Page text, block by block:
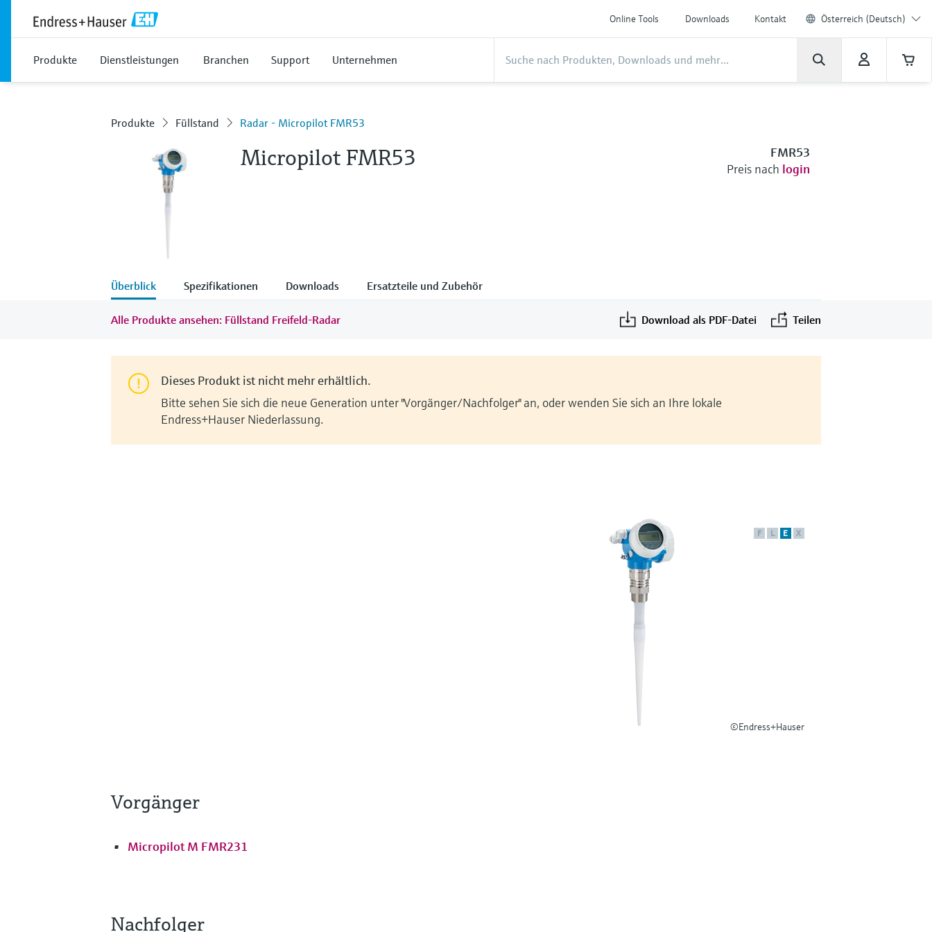
Online Tools Downloads Kontakt Österreich (Deutsch)
Produkte Dienstleistungen Branchen Support Unternehmen
Produkte Füllstand Radar - Micropilot FMR53
Micropilot FMR53
FMR53
Preis nach login
Überblick Spezifikationen Downloads Ersatzteile und Zubehör
Alle Produkte ansehen: Füllstand Freifeld-Radar Download als PDF-Datei Teilen
Dieses Produkt ist nicht mehr erhältlich.
Bitte sehen Sie sich die neue Generation unter "Vorgänger/Nachfolger" an, oder wenden Sie sich an Ihre lokale
Endress+Hauser Niederlassung.
F L E X
©Endress+Hauser
Vorgänger
Micropilot M FMR231
Nachfolger